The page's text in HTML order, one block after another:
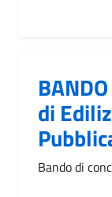
di
Bando di